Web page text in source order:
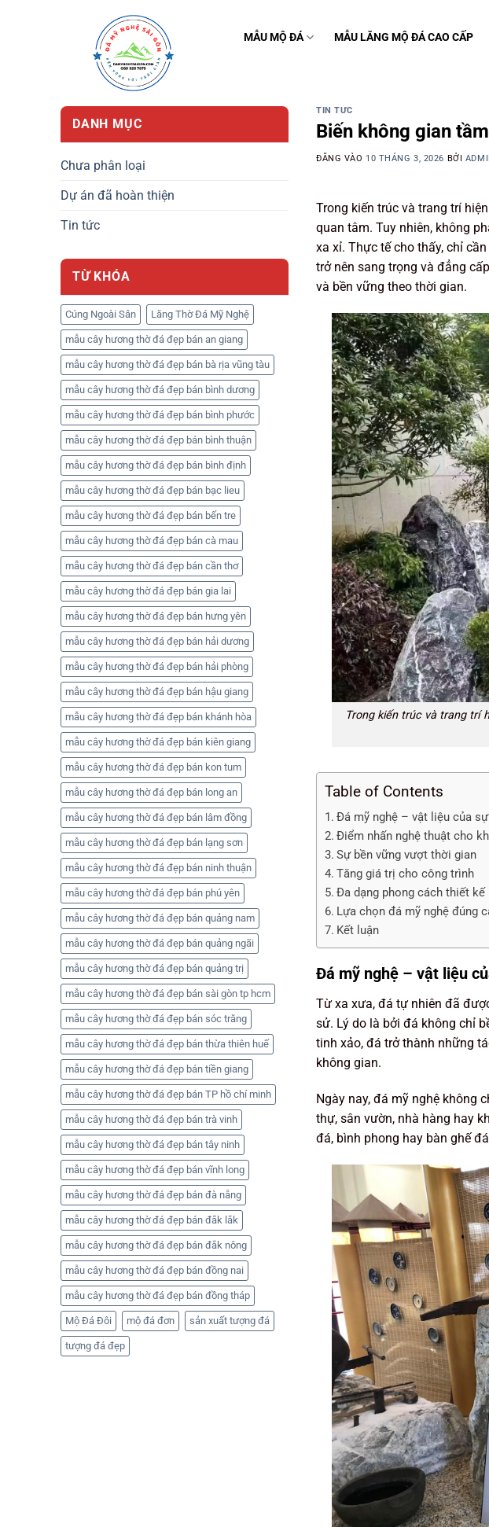
MẪU MỘ ĐÁ MẪU LĂNG MỘ ĐÁ CAO CẤP
DANH MỤC
Chưa phân loại
Dự án đã hoàn thiện
Tin tức
TỪ KHÓA
Cúng Ngoài Sân Lăng Thờ Đá Mỹ Nghệ
mẫu cây hương thờ đá đẹp bán an giang
mẫu cây hương thờ đá đẹp bán bà rịa vũng tàu
mẫu cây hương thờ đá đẹp bán bình dương
mẫu cây hương thờ đá đẹp bán bình phước
mẫu cây hương thờ đá đẹp bán bình thuận
mẫu cây hương thờ đá đẹp bán bình định
mẫu cây hương thờ đá đẹp bán bạc lieu
mẫu cây hương thờ đá đẹp bán bến tre
mẫu cây hương thờ đá đẹp bán cà mau
mẫu cây hương thờ đá đẹp bán cần thơ
mẫu cây hương thờ đá đẹp bán gia lai
mẫu cây hương thờ đá đẹp bán hưng yên
mẫu cây hương thờ đá đẹp bán hải dương
mẫu cây hương thờ đá đẹp bán hải phòng
mẫu cây hương thờ đá đẹp bán hậu giang
mẫu cây hương thờ đá đẹp bán khánh hòa
mẫu cây hương thờ đá đẹp bán kiên giang
mẫu cây hương thờ đá đẹp bán kon tum
mẫu cây hương thờ đá đẹp bán long an
mẫu cây hương thờ đá đẹp bán lâm đồng
mẫu cây hương thờ đá đẹp bán lạng sơn
mẫu cây hương thờ đá đẹp bán ninh thuận
mẫu cây hương thờ đá đẹp bán phú yên
mẫu cây hương thờ đá đẹp bán quảng nam
mẫu cây hương thờ đá đẹp bán quảng ngãi
mẫu cây hương thờ đá đẹp bán quảng trị
mẫu cây hương thờ đá đẹp bán sài gòn tp hcm
mẫu cây hương thờ đá đẹp bán sóc trăng
mẫu cây hương thờ đá đẹp bán thừa thiên huế
mẫu cây hương thờ đá đẹp bán tiền giang
mẫu cây hương thờ đá đẹp bán TP hồ chí minh
mẫu cây hương thờ đá đẹp bán trà vinh
mẫu cây hương thờ đá đẹp bán tây ninh
mẫu cây hương thờ đá đẹp bán vĩnh long
mẫu cây hương thờ đá đẹp bán đà nẵng
mẫu cây hương thờ đá đẹp bán đắk lắk
mẫu cây hương thờ đá đẹp bán đắk nông
mẫu cây hương thờ đá đẹp bán đồng nai
mẫu cây hương thờ đá đẹp bán đồng tháp
Mộ Đá Đôi mộ đá đơn sản xuất tượng đá
tượng đá đẹp
TIN TỨC
Biến không gian
ĐĂNG VÀO 10 THÁNG 3, 2026 BỞI
Trong kiến trúc và trang trí
quan tâm. Tuy nhiên, không
xa xỉ. Thực tế cho thấy, chỉ
trở nên sang trọng và đẳng
và bền vững theo thời gian.
Trong kiến trúc và trang trí
Table of Contents
Đá mỹ nghệ – vật liệu của
Điểm nhấn nghệ thuật cho
Sự bền vững vượt thời gian
Tăng giá trị cho công trình
Đa dạng phong cách thiết kế
Lựa chọn đá mỹ nghệ đúng
Kết luận
Đá mỹ nghệ – vật liệu
Từ xa xưa, đá tự nhiên đã
sử. Lý do là bởi đá không chỉ
tinh xảo, đá trở thành những
không gian.
Ngày nay, đá mỹ nghệ không
thự, sân vườn, nhà hàng hay
đá, bình phong hay bàn ghế